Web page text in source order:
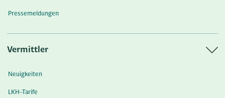
Pressemeldungen
Vermittler
Neuigkeiten
LKH-Tarife